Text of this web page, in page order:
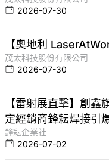
2026-07-30
【奧地利
茂太科技股份有限公司
2026-07-30
【雷射展直擊】創
定經銷商鋒耘焊接引
鋒耘企業社
2026-07-02